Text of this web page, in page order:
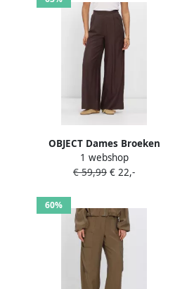
OBJECT Dames Broeken
Objisla Yui Hw Wide Pants
Bruin
1 webshop
€ 59,99 € 22,-
60%